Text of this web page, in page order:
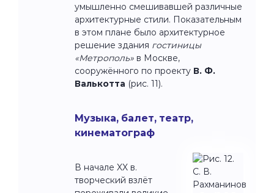
умышленно смешивавшей различные
архитектурные стили. Показательным
в этом плане было архитектурное
решение здания гостиницы
«Метрополь» в Москве,
сооружённого по проекту В. Ф.
Валькотта (рис. 11).
Музыка, балет, театр,
кинематограф
В начале XX в.
творческий взлёт